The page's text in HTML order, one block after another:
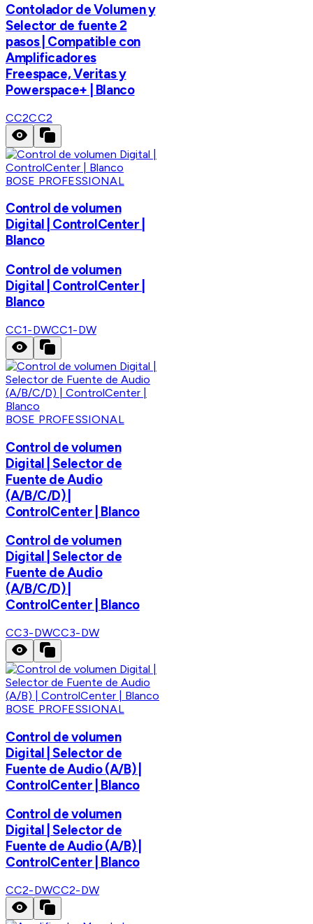
Contolador de Volumen y
Selector de fuente 2
pasos | Compatible con
Amplificadores
Freespace, Veritas y
Powerspace+ | Blanco
CC2CC2
BOSE PROFESSIONAL
Control de volumen
Digital | ControlCenter |
Blanco
Control de volumen
Digital | ControlCenter |
Blanco
CC1-DWCC1-DW
BOSE PROFESSIONAL
Control de volumen
Digital | Selector de
Fuente de Audio
(A/B/C/D) |
ControlCenter | Blanco
Control de volumen
Digital | Selector de
Fuente de Audio
(A/B/C/D) |
ControlCenter | Blanco
CC3-DWCC3-DW
BOSE PROFESSIONAL
Control de volumen
Digital | Selector de
Fuente de Audio (A/B) |
ControlCenter | Blanco
Control de volumen
Digital | Selector de
Fuente de Audio (A/B) |
ControlCenter | Blanco
CC2-DWCC2-DW